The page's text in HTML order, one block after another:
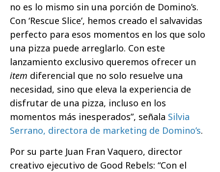
no es lo mismo sin una porción de Domino’s.
Con ‘Rescue Slice’, hemos creado el salvavidas
perfecto para esos momentos en los que solo
una pizza puede arreglarlo. Con este
lanzamiento exclusivo queremos ofrecer un
item diferencial que no solo resuelve una
necesidad, sino que eleva la experiencia de
disfrutar de una pizza, incluso en los
momentos más inesperados”, señala Silvia
Serrano, directora de marketing de Domino’s.
Por su parte Juan Fran Vaquero, director
creativo ejecutivo de Good Rebels: “Con el